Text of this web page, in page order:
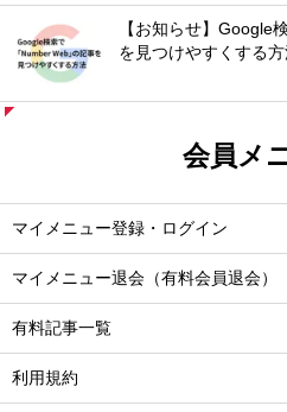
【お知らせ】Google
を見つけやすくする
会員メ
マイメニュー登録・ログイン
マイメニュー退会（有料会員退会）
有料記事一覧
利用規約